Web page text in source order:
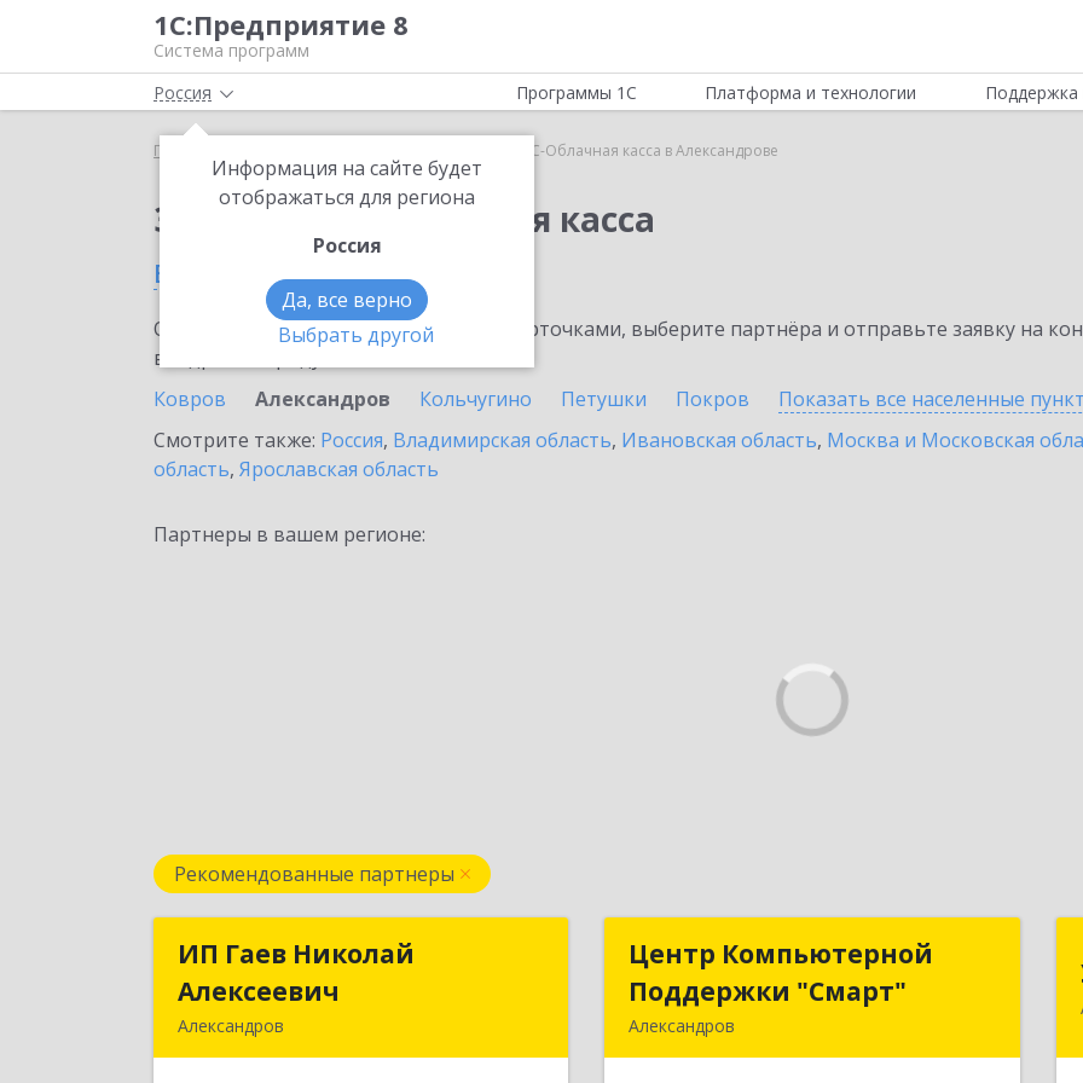
1С:Предприятие 8
Система программ
Россия
Информация на сайте будет
отображаться для региона
Россия
Да, все верно
Выбрать другой
Программы 1С Платформа и технологии Поддержка
Главная 1С-Облачная касса в Александрове
Заказать 1С-Облачная касса
в Александрове
Ознакомьтесь с информационными карточками, выберите партнёра и отправьте заявку на
внедрение продукта.
Ковров
Александров Кольчугино Петушки Покров Показать все населенные
Смотрите также: Россия, Владимирская область, Ивановская область, Москва и Московская
область, Ярославская область
Партнеры в вашем регионе:
Рекомендованные партнеры
ИП Гаев Николай
Алексеевич
Александров
ИП Гаев Николай
Центр Компьютерной
Поддержки "Смарт"
Александров
Центр Компьютерной
Поддержки "Смарт"